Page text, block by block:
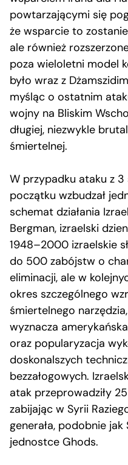
powtarzającymi się
że wsparcie to
ale również
poza wieloletni model
było wraz z
myśląc o ostatnim
wojny na Bliskim
długiej, niezwykle
śmiertelnej.
W przypadku ataku z
początku wzbudzał
schemat działania
Bergman, izraelski
1948–2000 izraelskie
do 500 zabójstw o
eliminacji, ale w
okres szczególnego
śmiertelnego
wyznacza
oraz popularyzacja
doskonalszych
bezzałogowych.
atak przeprowadziły
zabijając w Syrii
generała, podobnie jak
jednostce Ghods.